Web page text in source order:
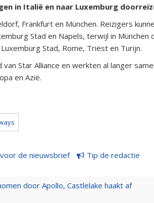
in Italië en naar Luxemburg
Frankfurt en München. Reizigers
Stad en Napels, terwijl in München
Stad, Rome, Triëst en Turijn.
Star Alliance en werkten al langer
en Azië.
de nieuwsbrief Tip de redactie
door Apollo, Castlelake haakt af